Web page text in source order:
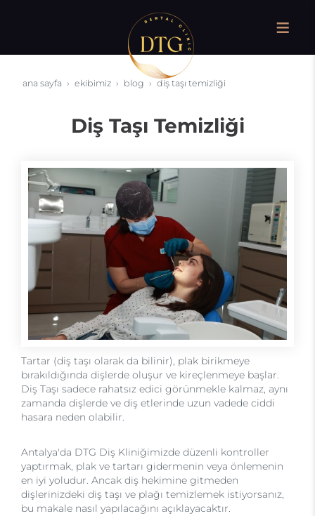
ana sayfa ekibimiz blog diş taşı temizliği
Diş Taşı Temizliği
Tartar (diş taşı olarak da bilinir), plak birikmeye
bırakıldığında dişlerde oluşur ve kireçlenmeye başlar.
Diş Taşı sadece rahatsız edici görünmekle kalmaz, aynı
zamanda dişlerde ve diş etlerinde uzun vadede ciddi
hasara neden olabilir.
Antalya'da DTG Diş Kliniğimizde düzenli kontroller
yaptırmak, plak ve tartarı gidermenin veya önlemenin
en iyi yoludur. Ancak diş hekimine gitmeden
dişlerinizdeki diş taşı ve plağı temizlemek istiyorsanız,
bu makale nasıl yapılacağını açıklayacaktır.